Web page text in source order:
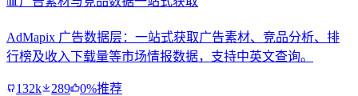
AdMapix 广告数据层：一站式获取广告素材、竞品分析、排
行榜及收入下载量等市场情报数据，支持中英文查询。
132k 289
0%推荐